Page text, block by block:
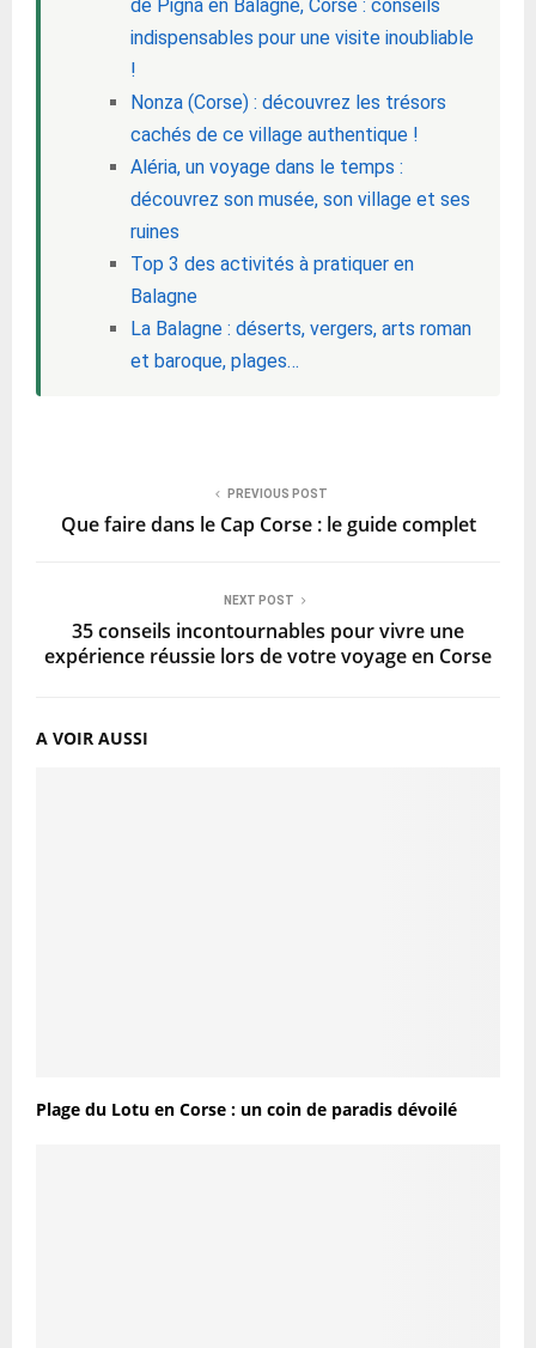
de Pigna en Balagne, Corse : conseils
indispensables pour une visite inoubliable
!
Nonza (Corse) : découvrez les trésors
cachés de ce village authentique !
Aléria, un voyage dans le temps :
découvrez son musée, son village et ses
ruines
Top 3 des activités à pratiquer en
Balagne
La Balagne : déserts, vergers, arts roman
et baroque, plages…
PREVIOUS POST
Que faire dans le Cap Corse : le guide complet
NEXT POST
35 conseils incontournables pour vivre une
expérience réussie lors de votre voyage en Corse
A VOIR AUSSI
Plage du Lotu en Corse : un coin de paradis dévoilé